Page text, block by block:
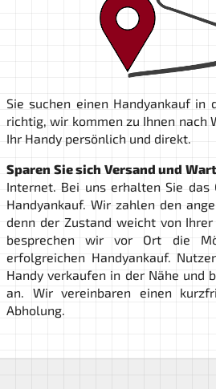
Sie suchen einen Handyankauf in
richtig, wir kommen zu Ihnen nach
Ihr Handy persönlich und direkt.
Sparen Sie sich Versand und
Internet. Bei uns erhalten Sie
Handyankauf. Wir zahlen den
denn der Zustand weicht von
besprechen wir vor Ort die
erfolgreichen Handyankauf.
Handy verkaufen in der Nähe und
an. Wir vereinbaren einen
Abholung.